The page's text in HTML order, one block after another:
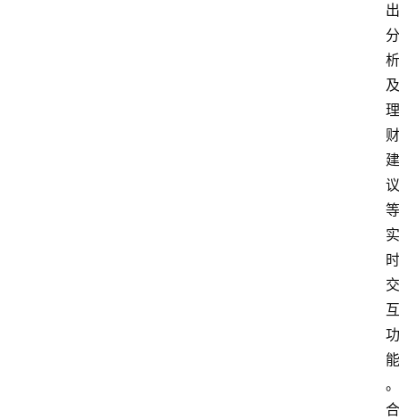
出
分
析
及
理
财
建
议
等
实
时
交
互
功
能
。
合